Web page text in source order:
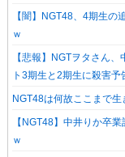
【闇】NGT48、4期生の
ｗ
【悲報】NGTヲタさん
ト3期生と2期生に殺害予
NGT48は何故ここまで生
【NGT48】中井りか卒
ｗ